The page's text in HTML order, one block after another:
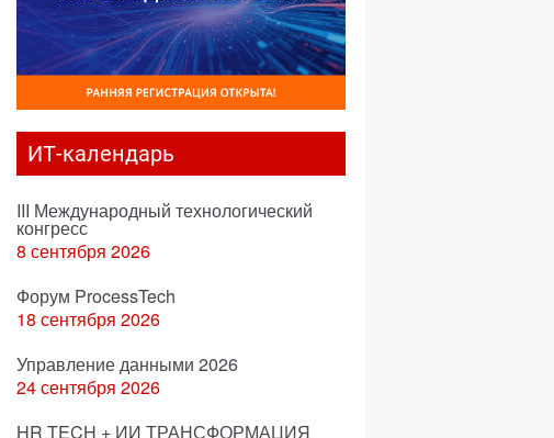
ИТ-календарь
III Международный технологический
конгресс
8 сентября 2026
Форум ProcessTech
18 сентября 2026
Управление данными 2026
24 сентября 2026
HR TECH + ИИ ТРАНСФОРМАЦИЯ